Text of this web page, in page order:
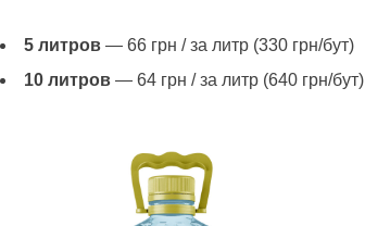
5 литров— 66 грн / за литр (330 грн/бут)
10 литров— 64 грн / за литр (640 грн/бут)